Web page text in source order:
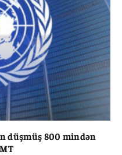
düşmüş 800 mindən